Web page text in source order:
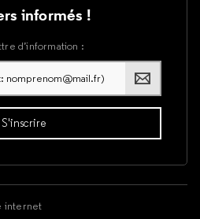
informés !
d’information :
internet